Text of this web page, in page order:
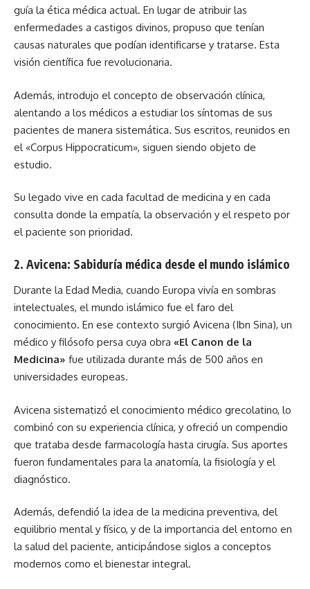
guía la ética médica actual. En lugar de atribuir las
enfermedades a castigos divinos, propuso que tenían
causas naturales que podían identificarse y tratarse. Esta
visión científica fue revolucionaria.
Además, introdujo el concepto de observación clínica,
alentando a los médicos a estudiar los síntomas de sus
pacientes de manera sistemática. Sus escritos, reunidos en
el «Corpus Hippocraticum», siguen siendo objeto de
estudio.
Su legado vive en cada facultad de medicina y en cada
consulta donde la empatía, la observación y el respeto por
el paciente son prioridad.
2. Avicena: Sabiduría médica desde el mundo islámico
Durante la Edad Media, cuando Europa vivía en sombras
intelectuales, el mundo islámico fue el faro del
conocimiento. En ese contexto surgió Avicena (Ibn Sina), un
médico y filósofo persa cuya obra «El Canon de la
Medicina» fue utilizada durante más de 500 años en
universidades europeas.
Avicena sistematizó el conocimiento médico grecolatino, lo
combinó con su experiencia clínica, y ofreció un compendio
que trataba desde farmacología hasta cirugía. Sus aportes
fueron fundamentales para la anatomía, la fisiología y el
diagnóstico.
Además, defendió la idea de la medicina preventiva, del
equilibrio mental y físico, y de la importancia del entorno en
la salud del paciente, anticipándose siglos a conceptos
modernos como el bienestar integral.